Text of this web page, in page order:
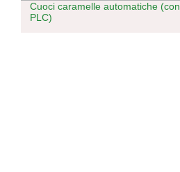
Avvolgitrice semiautomatica per la
produzione di supercondensatori